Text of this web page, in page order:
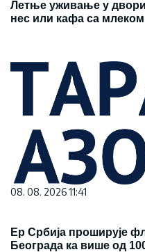
Летње уживање у
нес или кафа са
08. 08. 2026 11:41
Ер Србија проширује
Београда ка више од